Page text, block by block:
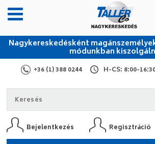
Nagykereskedésként
módunkban
+36 (1) 388 0244 H-CS: 8:00-
Bejelentkezés Regisztráció